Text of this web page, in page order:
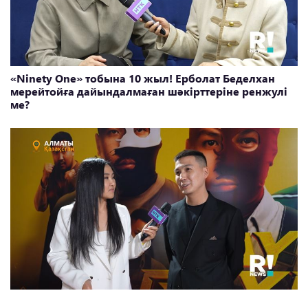
«Ninety One» тобына 10 жыл! Ерболат Беделхан
мерейтойға дайындалмаған шәкірттеріне ренжулі
ме?